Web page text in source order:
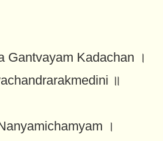
Gantvayam Kadachan ।
॥
।